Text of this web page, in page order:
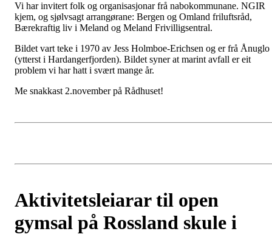
Vi har invitert folk og organisasjonar frå nabokommunane. NGIR
kjem, og sjølvsagt arrangørane: Bergen og Omland friluftsråd,
Bærekraftig liv i Meland og Meland Frivilligsentral.
Bildet vart teke i 1970 av Jess Holmboe-Erichsen og er frå Ånuglo
(ytterst i Hardangerfjorden). Bildet syner at marint avfall er eit
problem vi har hatt i svært mange år.
Me snakkast 2.november på Rådhuset!
Aktivitetsleiarar til open
gymsal på Rossland skule i